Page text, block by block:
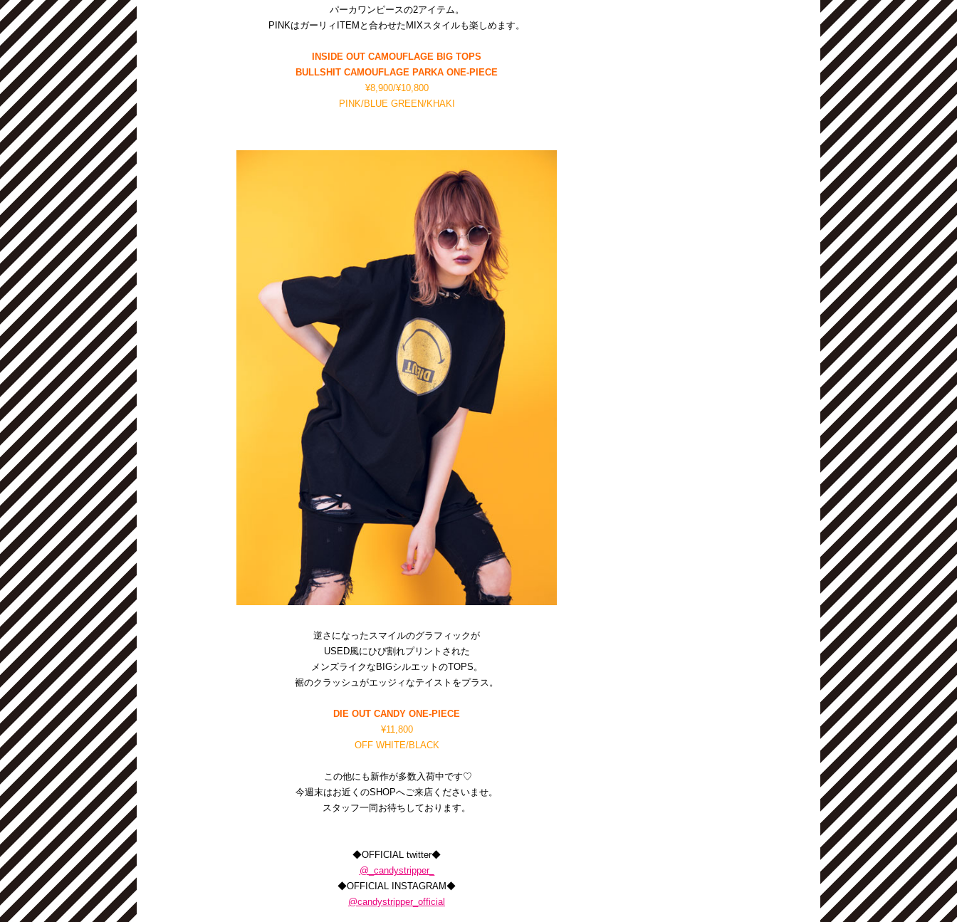
パーカワンピースの2アイテム。
PINKはガーリィITEMと合わせたMIXスタイルも楽しめます。
INSIDE OUT CAMOUFLAGE BIG TOPS
BULLSHIT CAMOUFLAGE PARKA ONE-PIECE
¥8,900/¥10,800
PINK/BLUE GREEN/KHAKI
逆さになったスマイルのグラフィックが
USED風にひび割れプリントされた
メンズライクなBIGシルエットのTOPS。
裾のクラッシュがエッジィなテイストをプラス。
DIE OUT CANDY ONE-PIECE
¥11,800
OFF WHITE/BLACK
この他にも新作が多数入荷中です♡
今週末はお近くのSHOPへご来店くださいませ。
スタッフ一同お待ちしております。
◆OFFICIAL twitter◆
@_candystripper_
◆OFFICIAL INSTAGRAM◆
@candystripper_official